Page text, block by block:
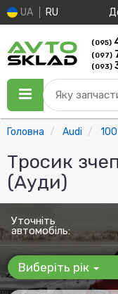
UA RU
(095)
(097)
(093)
Яку
Головна Audi 100
Тросик
(Ауди)
Уточніть
автомобіль:
Виберіть рік